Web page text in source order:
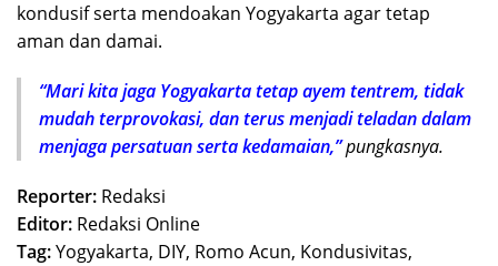
kondusif serta mendoakan Yogyakarta agar tetap
aman dan damai.
“Mari kita jaga Yogyakarta tetap ayem tentrem, tidak
mudah terprovokasi, dan terus menjadi teladan dalam
menjaga persatuan serta kedamaian,”pungkasnya.
Reporter: Redaksi
Editor: Redaksi Online
Tag:Yogyakarta, DIY, Romo Acun, Kondusivitas,